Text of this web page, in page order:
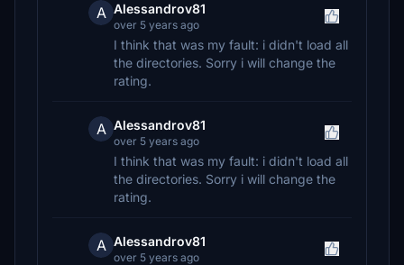
A Alessandrov81
over 5 years ago
I think that was my fault: i didn't load all
the directories. Sorry i will change the
rating.
A Alessandrov81
over 5 years ago
I think that was my fault: i didn't load all
the directories. Sorry i will change the
rating.
A Alessandrov81
over 5 years ago